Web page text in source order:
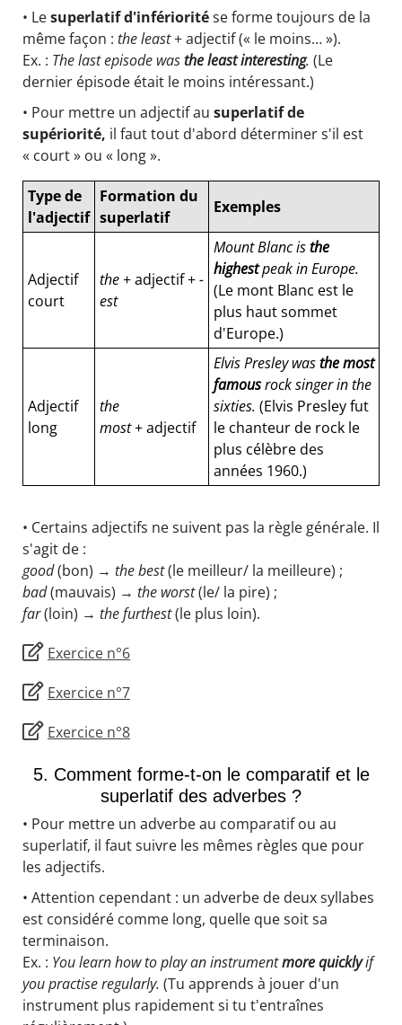
• Lesuperlatif d'inférioritése forme toujours de la
même façon : the least+ adjectif (« le moins… »).
Ex. : The last episode wasthe least interesting. (Le
dernier épisode était le moins intéressant.)
• Pour mettre un adjectif au superlatif de
supériorité, il faut tout d'abord déterminer s'il est
« court » ou « long ».
Type de
l'adjectif
Formation du
superlatif
Exemples
Adjectif
court
the+ adjectif +-
est
Mount Blanc isthe
highestpeak in Europe.
(Le mont Blanc est le
plus haut sommet
d'Europe.)
Adjectif
long
the
most+ adjectif
Elvis Presley wasthe most
famousrock singer in the
sixties. (Elvis Presley fut
le chanteur de rock le
plus célèbre des
années 1960.)
• Certains adjectifs ne suivent pas la règle générale. Il
s'agit de :
good(bon) → the best(le meilleur/ la meilleure) ;
bad(mauvais) → the worst(le/ la pire) ;
far(loin) → the furthest(le plus loin).
Exercice n°6
Exercice n°7
Exercice n°8
5. Comment forme-t-on le comparatif et le
superlatif des adverbes ?
• Pour mettre un adverbe au comparatif ou au
superlatif, il faut suivre les mêmes règles que pour
les adjectifs.
• Attention cependant : un adverbe de deux syllabes
est considéré comme long, quelle que soit sa
terminaison.
Ex. : You learn how to play an instrumentmore quicklyif
you practise regularly. (Tu apprends à jouer d'un
instrument plus rapidement si tu t'entraînes